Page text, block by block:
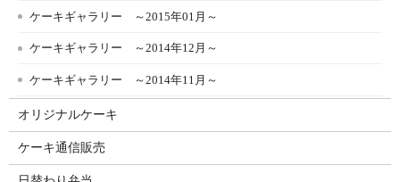
ケーキギャラリー ～2015年01月～
ケーキギャラリー ～2014年12月～
ケーキギャラリー ～2014年11月～
オリジナルケーキ
ケーキ通信販売